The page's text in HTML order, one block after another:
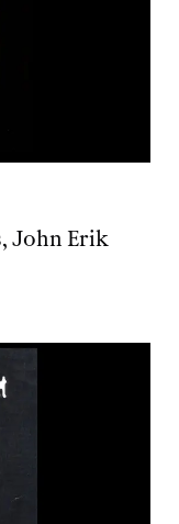
John Erik